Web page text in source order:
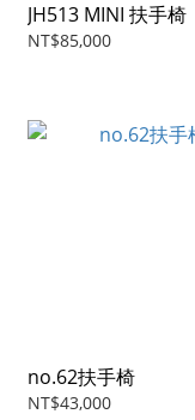
JH513 MINI 扶手椅
NT$85,000
no.62扶手椅
NT$43,000